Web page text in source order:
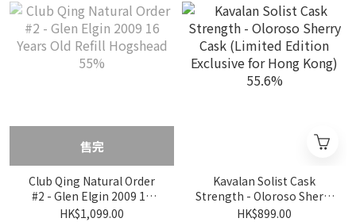
售完
Club Qing Natural Order
#2 - Glen Elgin 2009 16
Years Old Refill Hogshead
HK$1,099.00
Kavalan Solist Cask
Strength - Oloroso Sherry
Cask (Limited Edition
HK$899.00